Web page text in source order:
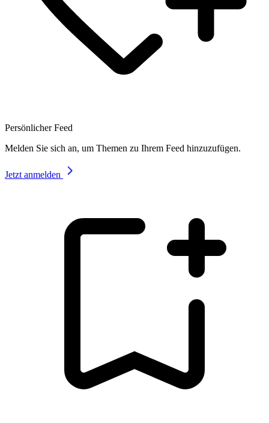
Persönlicher Feed
Melden Sie sich an, um Themen zu Ihrem Feed hinzuzufügen.
Jetzt anmelden